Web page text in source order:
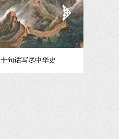
十句话写尽中华史